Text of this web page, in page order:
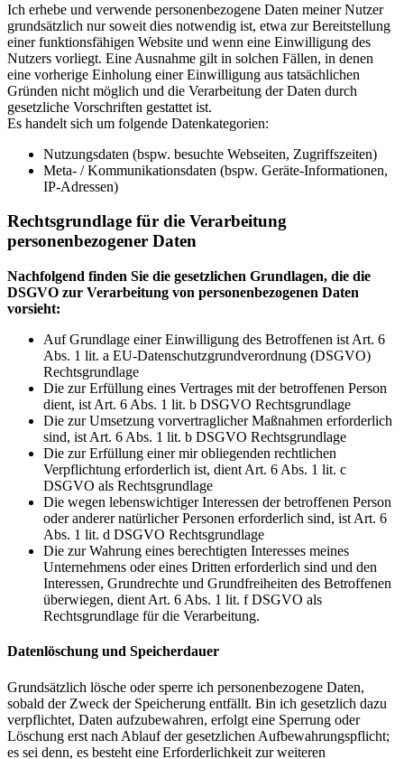
Ich erhebe und verwende personenbezogene Daten meiner Nutzer
grundsätzlich nur soweit dies notwendig ist, etwa zur Bereitstellung
einer funktionsfähigen Website und wenn eine Einwilligung des
Nutzers vorliegt. Eine Ausnahme gilt in solchen Fällen, in denen
eine vorherige Einholung einer Einwilligung aus tatsächlichen
Gründen nicht möglich und die Verarbeitung der Daten durch
gesetzliche Vorschriften gestattet ist.
Es handelt sich um folgende Datenkategorien:
Nutzungsdaten (bspw. besuchte Webseiten, Zugriffszeiten)
Meta- / Kommunikationsdaten (bspw. Geräte-Informationen,
IP-Adressen)
Rechtsgrundlage für die Verarbeitung
personenbezogener Daten
Nachfolgend finden Sie die gesetzlichen Grundlagen, die die
DSGVO zur Verarbeitung von personenbezogenen Daten
vorsieht:
Auf Grundlage einer Einwilligung des Betroffenen ist Art. 6
Abs. 1 lit. a EU-Datenschutzgrundverordnung (DSGVO)
Rechtsgrundlage
Die zur Erfüllung eines Vertrages mit der betroffenen Person
dient, ist Art. 6 Abs. 1 lit. b DSGVO Rechtsgrundlage
Die zur Umsetzung vorvertraglicher Maßnahmen erforderlich
sind, ist Art. 6 Abs. 1 lit. b DSGVO Rechtsgrundlage
Die zur Erfüllung einer mir obliegenden rechtlichen
Verpflichtung erforderlich ist, dient Art. 6 Abs. 1 lit. c
DSGVO als Rechtsgrundlage
Die wegen lebenswichtiger Interessen der betroffenen Person
oder anderer natürlicher Personen erforderlich sind, ist Art. 6
Abs. 1 lit. d DSGVO Rechtsgrundlage
Die zur Wahrung eines berechtigten Interesses meines
Unternehmens oder eines Dritten erforderlich sind und den
Interessen, Grundrechte und Grundfreiheiten des Betroffenen
überwiegen, dient Art. 6 Abs. 1 lit. f DSGVO als
Rechtsgrundlage für die Verarbeitung.
Datenlöschung und Speicherdauer
Grundsätzlich lösche oder sperre ich personenbezogene Daten,
sobald der Zweck der Speicherung entfällt. Bin ich gesetzlich dazu
verpflichtet, Daten aufzubewahren, erfolgt eine Sperrung oder
Löschung erst nach Ablauf der gesetzlichen Aufbewahrungspflicht;
es sei denn, es besteht eine Erforderlichkeit zur weiteren